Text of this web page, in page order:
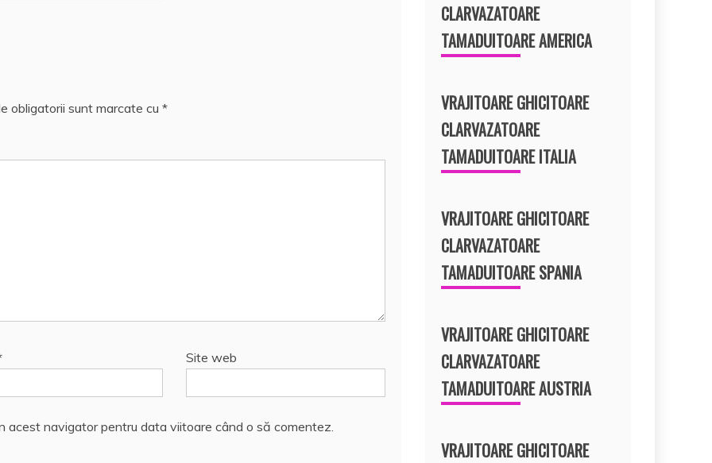
obligatorii sunt marcate cu *
Site web
acest navigator pentru data viitoare când o să comentez.
CLARVAZATOARE
TAMADUITOARE AMERICA
VRAJITOARE GHICITOARE
CLARVAZATOARE
TAMADUITOARE ITALIA
VRAJITOARE GHICITOARE
CLARVAZATOARE
TAMADUITOARE SPANIA
VRAJITOARE GHICITOARE
CLARVAZATOARE
TAMADUITOARE AUSTRIA
VRAJITOARE GHICITOARE